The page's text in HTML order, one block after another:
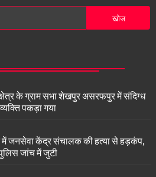
के ग्राम सभा शेखपुर असरफपुर में संदिग्ध
व्यक्ति पकड़ा गया
केंद्र संचालक की हत्या से हड़कंप,
जांच में जुटी